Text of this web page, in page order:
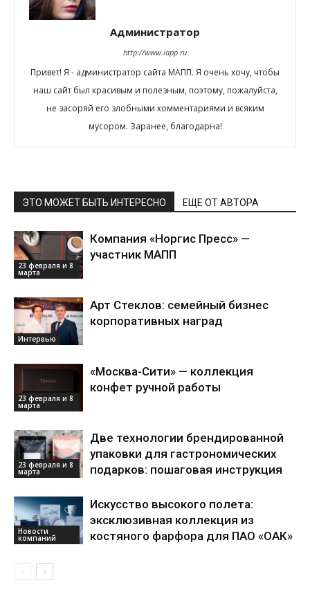
Администратор
http://www.iapp.ru
Привет! Я - администратор сайта МАПП. Я очень хочу, чтобы
наш сайт был красивым и полезным, поэтому, пожалуйста,
не засоряй его злобными комментариями и всяким
мусором. Заранее, благодарна!
ЭТО МОЖЕТ БЫТЬ ИНТЕРЕСНО ЕЩЕ ОТ АВТОРА
23 февраля и 8
марта
Компания «Норгис Пресс» —
участник МАПП
Интервью
Арт Стеклов: семейный бизнес
корпоративных наград
23 февраля и 8
марта
«Москва-Сити» — коллекция
конфет ручной работы
23 февраля и 8
марта
Две технологии брендированной
упаковки для гастрономических
подарков: пошаговая инструкция
Новости
компаний
Искусство высокого полета:
эксклюзивная коллекция из
костяного фарфора для ПАО «ОАК»